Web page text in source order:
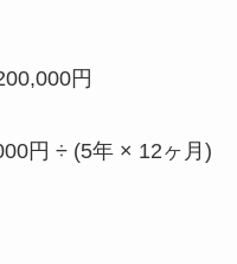
円
円 ÷ (5年 × 12ヶ月)